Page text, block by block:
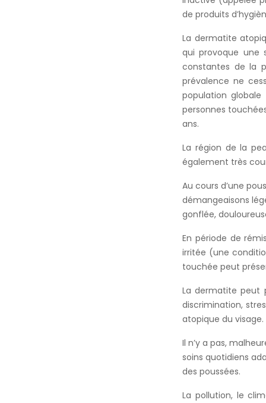
de produits
La dermatite
qui provoque une
constantes de la
prévalence ne
population
personnes
ans.
La région de la
également très
Au cours d’une
démangeaisons
gonflée,
En période de
irritée (une
touchée peut
La dermatite peut
discrimination,
atopique du
Il n’y a pas,
soins quotidiens
des poussées.
La pollution, le